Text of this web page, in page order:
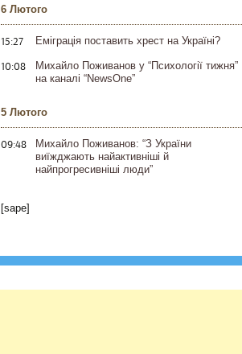
6 Лютого
15:27 Еміграція поставить хрест на Україні?
10:08
Михайло Поживанов у “Психології тижня”
на каналі “NewsOne”
5 Лютого
09:48
Михайло Поживанов: “З України
виїжджають найактивніші й
найпрогресивніші люди”
[sape]